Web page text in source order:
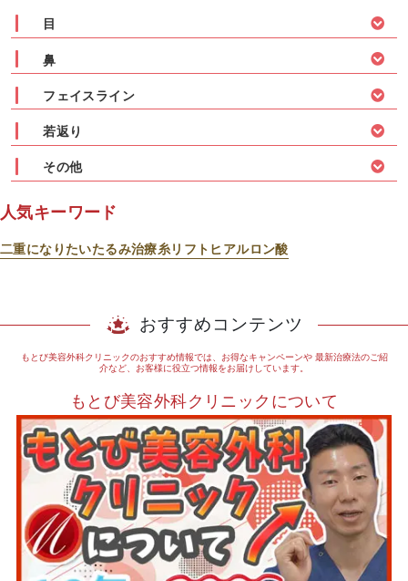
目
鼻
フェイスライン
若返り
その他
人気キーワード
二重になりたいたるみ治療糸リフト ヒアルロン酸
おすすめコンテンツ
もとび美容外科クリニックのおすすめ情報では、お得なキャンペーンや最新治療法のご紹
介など、お客様に役立つ情報をお届けしています。
もとび美容外科クリニックについて